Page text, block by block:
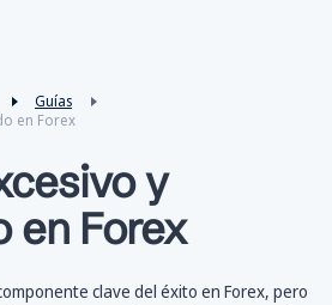
Guías
en Forex
y
en Forex
clave del éxito en Forex, pero